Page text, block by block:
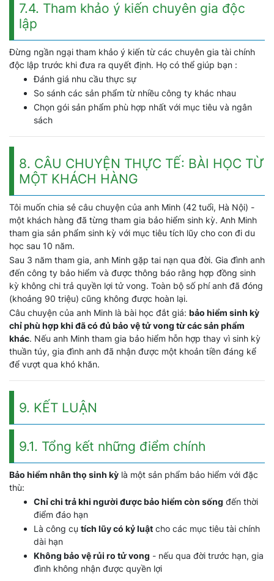
7.4. Tham khảo ý kiến chuyên gia độc
lập
Đừng ngần ngại tham khảo ý kiến từ các chuyên gia tài chính
độc lập trước khi đưa ra quyết định. Họ có thể giúp bạn :
Đánh giá nhu cầu thực sự
So sánh các sản phẩm từ nhiều công ty khác nhau
Chọn gói sản phẩm phù hợp nhất với mục tiêu và ngân
sách
8. CÂU CHUYỆN THỰC TẾ: BÀI HỌC TỪ
MỘT KHÁCH HÀNG
Tôi muốn chia sẻ câu chuyện của anh Minh (42 tuổi, Hà Nội) -
một khách hàng đã từng tham gia bảo hiểm sinh kỳ. Anh Minh
tham gia sản phẩm sinh kỳ với mục tiêu tích lũy cho con đi du
học sau 10 năm.
Sau 3 năm tham gia, anh Minh gặp tai nạn qua đời. Gia đình anh
đến công ty bảo hiểm và được thông báo rằng hợp đồng sinh
kỳ không chi trả quyền lợi tử vong. Toàn bộ số phí anh đã đóng
(khoảng 90 triệu) cũng không được hoàn lại.
Câu chuyện của anh Minh là bài học đắt giá: bảo hiểm sinh kỳ
chỉ phù hợp khi đã có đủ bảo vệ tử vong từ các sản phẩm
khác. Nếu anh Minh tham gia bảo hiểm hỗn hợp thay vì sinh kỳ
thuần túy, gia đình anh đã nhận được một khoản tiền đáng kể
để vượt qua khó khăn.
9. KẾT LUẬN
9.1. Tổng kết những điểm chính
Bảo hiểm nhân thọ sinh kỳ là một sản phẩm bảo hiểm với đặc
thù:
Chỉ chi trả khi người được bảo hiểm còn sống đến thời
điểm đáo hạn
Là công cụ tích lũy có kỷ luật cho các mục tiêu tài chính
dài hạn
Không bảo vệ rủi ro tử vong - nếu qua đời trước hạn, gia
đình không nhận được quyền lợi